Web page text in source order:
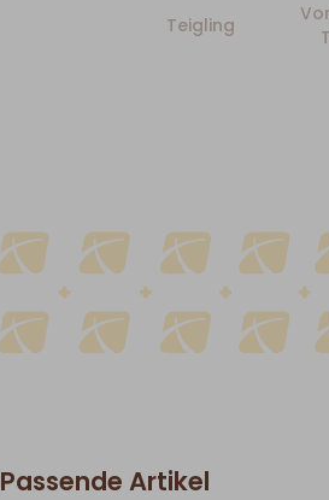
Teigling
Passende Artikel